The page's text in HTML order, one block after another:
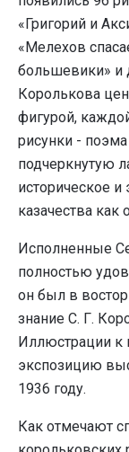
«Григорий и
«Мелехов
большевики» и
Королькова
фигурой,
рисунки - поэма
подчеркнутую
историческое и
казачества как
Исполненные
полностью
он был в
знание С. Г.
Иллюстрации
экспозицию
1936 году.
Как отмечают